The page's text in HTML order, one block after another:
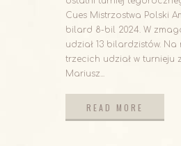
Cues Mistrzostwa Polski
bilard 8-bil 2024. W
udział 13 bilardzistów. Na
trzecich udział w turnieju
Mariusz...
READ MORE